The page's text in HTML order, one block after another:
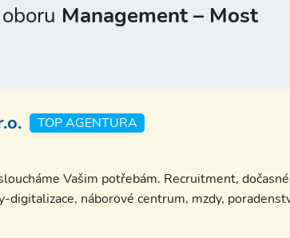
Management – Most
TOP AGENTURA
Vašim potřebám. Recruitment,
náborové centrum, mzdy,